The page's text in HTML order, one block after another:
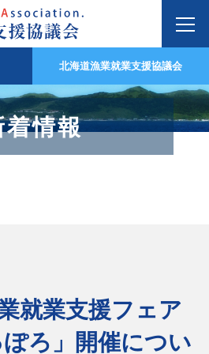
北海道漁業就業支援協議会
着情報
就業支援フェア
ろ」開催につい